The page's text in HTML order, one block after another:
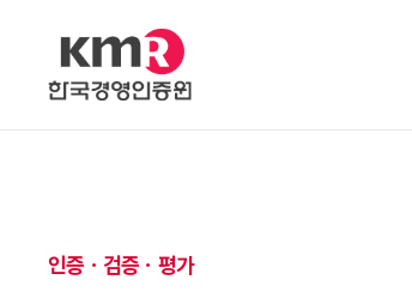
인증ㆍ검증ㆍ평가